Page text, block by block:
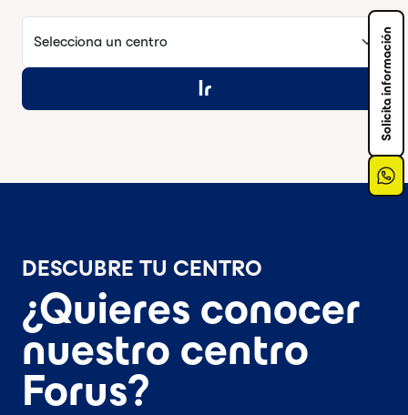
Ir
DESCUBRE TU CENTRO
¿Quieres conocer
nuestro centro
Forus?
Solicita información